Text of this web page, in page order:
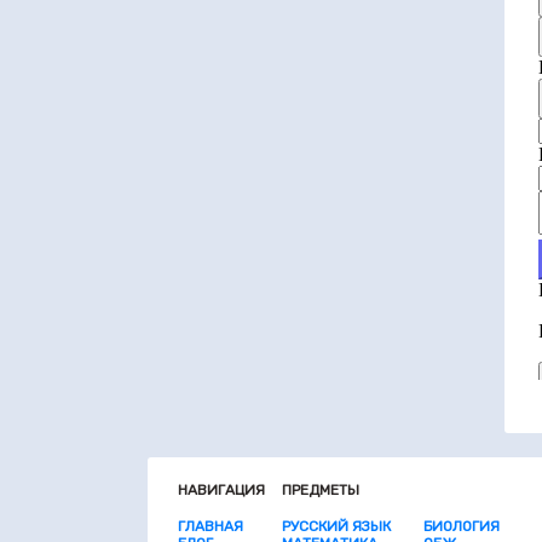
НАВИГАЦИЯ
ГЛАВНАЯ
ПРЕДМЕТЫ
РУССКИЙ ЯЗЫК
БИОЛОГИЯ